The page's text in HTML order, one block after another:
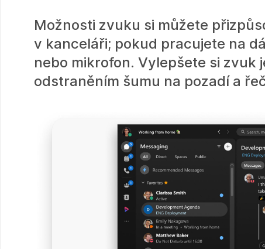
Možnosti zvuku si můžete
v kanceláři; pokud pracujete na
nebo mikrofon. Vylepšete si zvuk
odstraněním šumu na pozadí a